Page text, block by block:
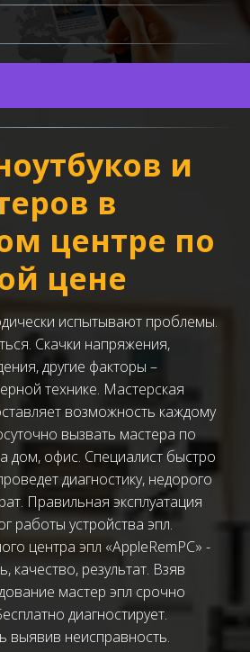
и
в
центре по
цене
испытывают проблемы.
Скачки напряжения,
другие факторы –
технике. Мастерская
возможность каждому
вызвать мастера по
дом, офис. Специалист быстро
диагностику, недорого
Правильная эксплуатация
работы устройства эпл.
центра эпл «AppleRemPC» -
качество, результат. Взяв
мастер эпл срочно
диагностирует.
выявив неисправность.